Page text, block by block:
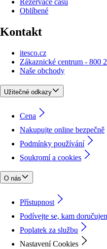
Rezervace času
Oblíbené
Kontakt
itesco.cz
Zákaznické centrum - 800
Naše obchody
Užitečné odkazy
Cena
Nakupujte online bezpečně
Podmínky používání
Soukromí a cookies
O nás
Přístupnost
Podívejte se, kam
Poplatek za službu
Nastavení Cookies